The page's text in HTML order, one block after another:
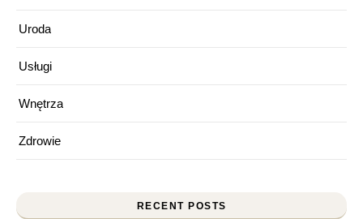
Uroda
Usługi
Wnętrza
Zdrowie
RECENT POSTS